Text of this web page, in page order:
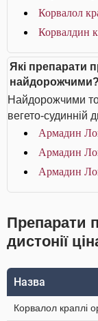
Корвалол
Корвалдин
Які препарати
найдорожчими?
Найдорожчими
вегето-судинній
Армадин
Армадин
Армадин
Препарати
дистонії
Назва
Корвалол краплі